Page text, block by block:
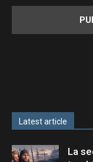
Latest article
La